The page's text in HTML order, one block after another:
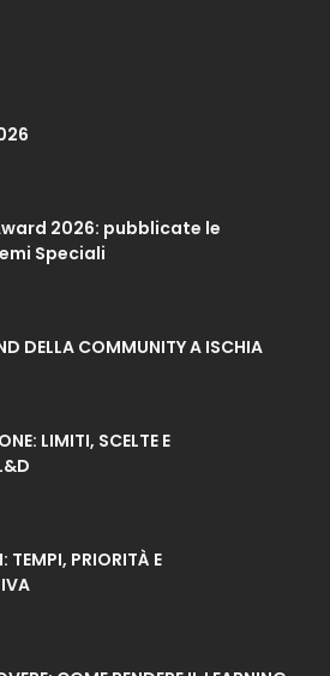
2026: pubblicate le
Speciali
DELLA COMMUNITY A ISCHIA
LIMITI, SCELTE E
TEMPI, PRIORITÀ E